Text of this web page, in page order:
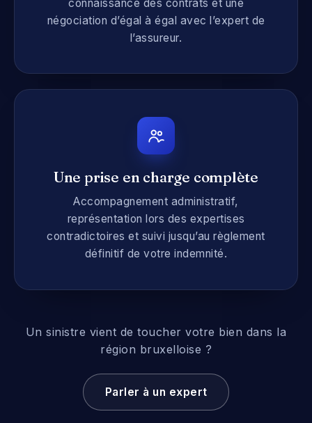
connaissance des contrats et une
négociation d’égal à égal avec l’expert de
l’assureur.
Une prise en charge complète
Accompagnement administratif,
représentation lors des expertises
contradictoires et suivi jusqu’au règlement
définitif de votre indemnité.
Un sinistre vient de toucher votre bien dans la
région bruxelloise ?
Parler à un expert